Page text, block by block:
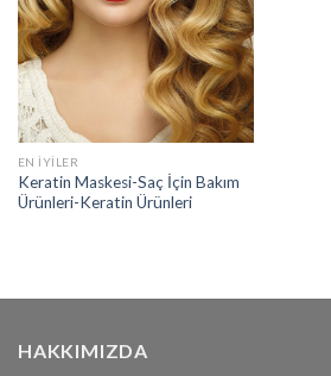
EN İYILER
Keratin Maskesi-Saç İçin Bakım
Ürünleri-Keratin Ürünleri
HAKKIMIZDA